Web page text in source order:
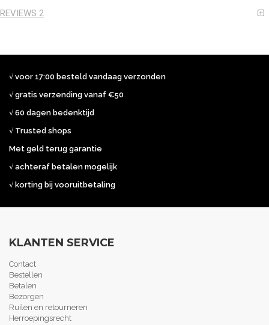
REVIEWS 2
√ voor 17:00 besteld vandaag verzonden
√ gratis verzending vanaf €50
√ 60 dagen bedenktijd
√ Trusted shops
Met geld terug garantie
√ achteraf betalen mogelijk
√ korting bij vooruitbetaling
KLANTEN SERVICE
Contact
Bestellen
Betalen
Bezorgen
Ruilen en retourneren
Herroepingsrecht